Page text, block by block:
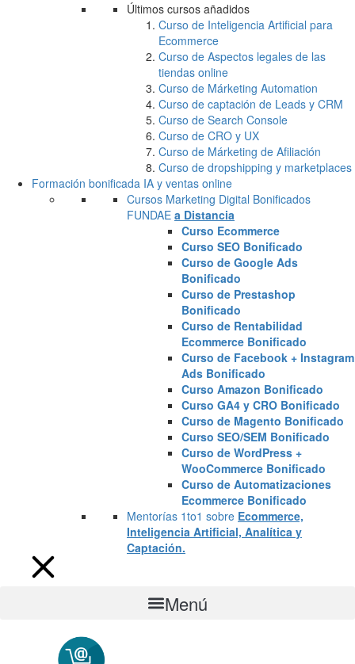
Últimos cursos añadidos
Curso de Inteligencia Artificial para
Ecommerce
Curso de Aspectos legales de las
tiendas online
Curso de Márketing Automation
Curso de captación de Leads y CRM
Curso de Search Console
Curso de CRO y UX
Curso de Márketing de Afiliación
Curso de dropshipping y marketplaces
Formación bonificada IA y ventas online
Cursos Marketing Digital Bonificados
FUNDAE a Distancia
Curso Ecommerce
Curso SEO Bonificado
Curso de Google Ads
Bonificado
Curso de Prestashop
Bonificado
Curso de Rentabilidad
Ecommerce Bonificado
Curso de Facebook + Instagram
Ads Bonificado
Curso Amazon Bonificado
Curso GA4 y CRO Bonificado
Curso de Magento Bonificado
Curso SEO/SEM Bonificado
Curso de WordPress +
WooCommerce Bonificado
Curso de Automatizaciones
Ecommerce Bonificado
Mentorías 1to1 sobre Ecommerce,
Inteligencia Artificial, Analítica y
Captación.
Menú